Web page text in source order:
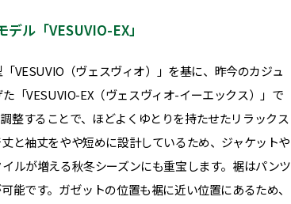
ル「VESUVIO-EX」
VESUVIO（ヴェスヴィオ）」を基に、昨今のカジュ
「VESUVIO-EX（ヴェスヴィオ-イーエックス）」で
整することで、ほどよくゆとりを持たせたリラックス
と袖丈をやや短めに設計しているため、ジャケットや
ルが増える秋冬シーズンにも重宝します。裾はパンツ
能です。ガゼットの位置も裾に近い位置にあるため、